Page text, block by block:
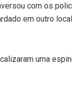
com os
em outro
uma